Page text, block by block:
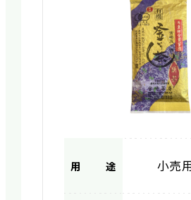
用途 小売